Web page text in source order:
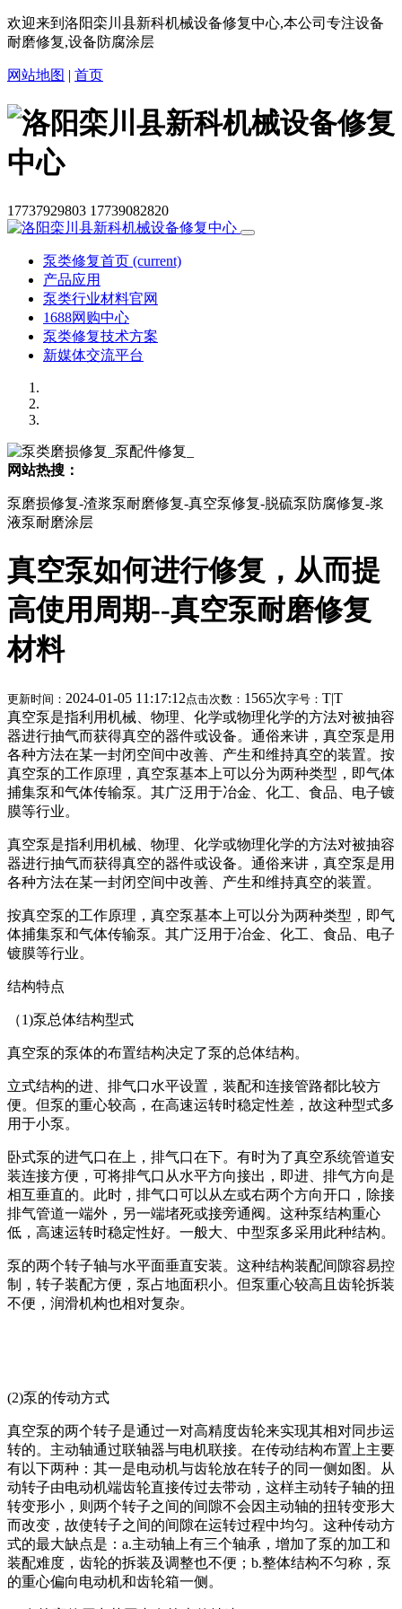
欢迎来到洛阳栾川县新科机械设备修复中心,本公司专注设备
耐磨修复,设备防腐涂层
网站地图 | 首页
17737929803 17739082820
泵类修复首页 (current)
产品应用
泵类行业材料官网
1688网购中心
泵类修复技术方案
新媒体交流平台
网站热搜：
泵磨损修复-渣浆泵耐磨修复-真空泵修复-脱硫泵防腐修复-浆
液泵耐磨涂层
真空泵如何进行修复，从而提
高使用周期--真空泵耐磨修复
材料
更新时间： 2024-01-05 11:17:12 点击次数： 1565次字号： T|T
真空泵是指利用机械、物理、化学或物理化学的方法对被抽容
器进行抽气而获得真空的器件或设备。通俗来讲，真空泵是用
各种方法在某一封闭空间中改善、产生和维持真空的装置。按
真空泵的工作原理，真空泵基本上可以分为两种类型，即气体
捕集泵和气体传输泵。其广泛用于冶金、化工、食品、电子镀
膜等行业。
真空泵是指利用机械、物理、化学或物理化学的方法对被抽容
器进行抽气而获得真空的器件或设备。通俗来讲，真空泵是用
各种方法在某一封闭空间中改善、产生和维持真空的装置。
按真空泵的工作原理，真空泵基本上可以分为两种类型，即气
体捕集泵和气体传输泵。其广泛用于冶金、化工、食品、电子
镀膜等行业。
结构特点
（1)泵总体结构型式
真空泵的泵体的布置结构决定了泵的总体结构。
立式结构的进、排气口水平设置，装配和连接管路都比较方
便。但泵的重心较高，在高速运转时稳定性差，故这种型式多
用于小泵。
卧式泵的进气口在上，排气口在下。有时为了真空系统管道安
装连接方便，可将排气口从水平方向接出，即进、排气方向是
相互垂直的。此时，排气口可以从左或右两个方向开口，除接
排气管道一端外，另一端堵死或接旁通阀。这种泵结构重心
低，高速运转时稳定性好。一般大、中型泵多采用此种结构。
泵的两个转子轴与水平面垂直安装。这种结构装配间隙容易控
制，转子装配方便，泵占地面积小。但泵重心较高且齿轮拆装
不便，润滑机构也相对复杂。
(2)泵的传动方式
真空泵的两个转子是通过一对高精度齿轮来实现其相对同步运
转的。主动轴通过联轴器与电机联接。在传动结构布置上主要
有以下两种：其一是电动机与齿轮放在转子的同一侧如图。从
动转子由电动机端齿轮直接传过去带动，这样主动转子轴的扭
转变形小，则两个转子之间的间隙不会因主动轴的扭转变形大
而改变，故使转子之间的间隙在运转过程中均匀。这种传动方
式的最大缺点是：a.主动轴上有三个轴承，增加了泵的加工和
装配难度，齿轮的拆装及调整也不便；b.整体结构不匀称，泵
的重心偏向电动机和齿轮箱一侧。